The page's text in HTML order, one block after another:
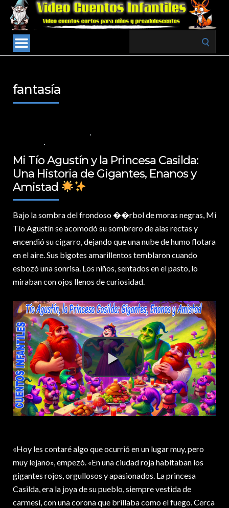
fantasía
Mi Tío Agustín y la Princesa Casilda:
Una Historia de Gigantes, Enanos y
Amistad
Bajo la sombra del frondoso ��rbol de moras negras, Mi
Tío Agustín se acomodó su sombrero de alas rectas y
encendió su cigarro, dejando que una nube de humo flotara
en el aire. Sus bigotes amarillentos temblaron cuando
esbozó una sonrisa. Los niños, sentados en el pasto, lo
miraban con ojos llenos de curiosidad.
«Hoy les contaré algo que ocurrió en un lugar muy, pero
muy lejano», empezó. «En una ciudad roja habitaban los
gigantes rojos, orgullosos y apasionados. La princesa
Casilda, era la joya de su pueblo, siempre vestida de
carmesí, con una corona que brillaba como el fuego. Cerca